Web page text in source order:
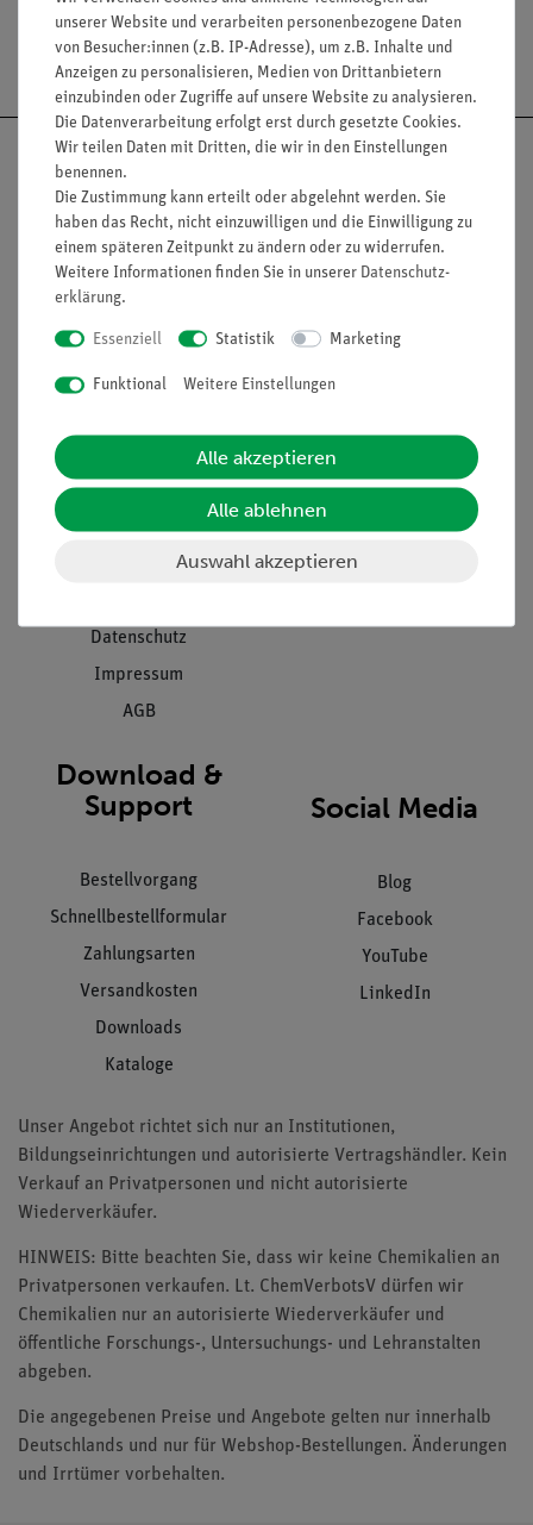
Versandkostenfrei ab 300,- €
Nach oben
Informationen
Projekte und Lösungen
Presse
Stellenangebote
Datenschutz
Impressum
AGB
Service
Beratung & Showroom
Inventarisierungs- &
Inbetriebnahme & Schulungen
Download &
Support
Bestellvorgang
Schnellbestellformular
Zahlungsarten
Versandkosten
Downloads
Kataloge
Social Media
Blog
Facebook
YouTube
LinkedIn
Unser Angebot richtet sich nur an Institutionen,
Bildungseinrichtungen und autorisierte Vertragshändler. Kein
Verkauf an Privatpersonen und nicht autorisierte
Wiederverkäufer.
HINWEIS: Bitte beachten Sie, dass wir keine Chemikalien an
Privatpersonen verkaufen. Lt. ChemVerbotsV dürfen wir
Chemikalien nur an autorisierte Wiederverkäufer und
öffentliche Forschungs-, Untersuchungs- und Lehranstalten
abgeben.
Die angegebenen Preise und Angebote gelten nur innerhalb
Deutschlands und nur für Webshop-Bestellungen. Änderungen
und Irrtümer vorbehalten.
unserer Website und verarbeiten personenbezogene Daten
von Besucher:innen (z.B. IP-Adresse), um z.B. Inhalte und
Anzeigen zu personalisieren, Medien von Drittanbietern
einzubinden oder Zugriffe auf unsere Website zu analysieren.
Die Datenverarbeitung erfolgt erst durch gesetzte Cookies.
Wir teilen Daten mit Dritten, die wir in den Einstellungen
benennen.
Die Zustimmung kann erteilt oder abgelehnt werden. Sie
haben das Recht, nicht einzuwilligen und die Einwilligung zu
einem späteren Zeitpunkt zu ändern oder zu widerrufen.
Weitere Informationen finden Sie in unserer Daten­schutz­
erklärung.
Essenziell Statistik Marketing
Funktional Weitere Einstellungen
Alle akzeptieren
Alle ablehnen
Auswahl akzeptieren